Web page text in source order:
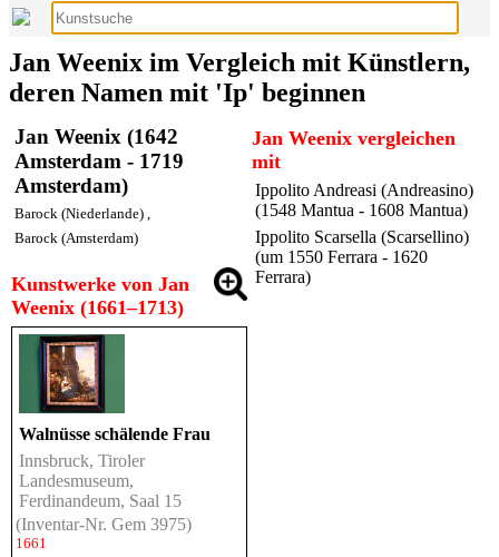
Jan Weenix im Vergleich mit Künstlern,
deren Namen mit 'Ip' beginnen
Jan Weenix (1642
Amsterdam - 1719
Amsterdam)
Barock (Niederlande) ,
Barock (Amsterdam)
Kunstwerke von Jan
Weenix (1661–1713)
Walnüsse schälende Frau
Innsbruck, Tiroler
Landesmuseum,
Ferdinandeum, Saal 15
(Inventar-Nr. Gem 3975)
1661
Jan Weenix vergleichen
mit
Ippolito Andreasi (Andreasino)
(1548 Mantua - 1608 Mantua)
Ippolito Scarsella (Scarsellino)
(um 1550 Ferrara - 1620
Ferrara)